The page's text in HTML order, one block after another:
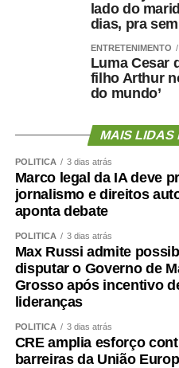
lado do
dias, pra
ENTRETENIMENTO
Luma Cesar
filho Arthur
do mundo’
MAIS LIDAS
POLÍTICA 3 dias atrás
Marco legal da IA deve
jornalismo e direitos
aponta debate
POLÍTICA 3 dias atrás
Max Russi admite
disputar o Governo de
Grosso após incentivo
lideranças
POLÍTICA 3 dias atrás
CRE amplia esforço
barreiras da União